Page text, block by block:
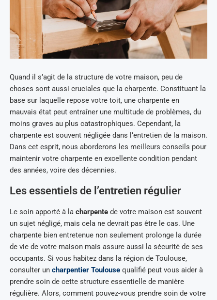
Quand il s’agit de la structure de votre maison, peu de
choses sont aussi cruciales que la charpente. Constituant la
base sur laquelle repose votre toit, une charpente en
mauvais état peut entraîner une multitude de problèmes, du
moins graves au plus catastrophiques. Cependant, la
charpente est souvent négligée dans l’entretien de la maison.
Dans cet esprit, nous aborderons les meilleurs conseils pour
maintenir votre charpente en excellente condition pendant
des années, voire des décennies.
Les essentiels de l’entretien régulier
Le soin apporté à la charpente de votre maison est souvent
un sujet négligé, mais cela ne devrait pas être le cas. Une
charpente bien entretenue non seulement prolonge la durée
de vie de votre maison mais assure aussi la sécurité de ses
occupants. Si vous habitez dans la région de Toulouse,
consulter un charpentier Toulouse qualifié peut vous aider à
prendre soin de cette structure essentielle de manière
régulière. Alors, comment pouvez-vous prendre soin de votre